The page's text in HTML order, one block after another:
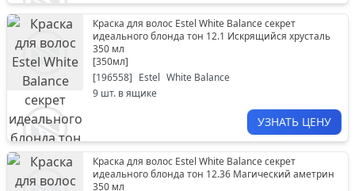
Краска для волос Estel White Balance секрет
идеального блонда тон 12.1 Искрящийся хрусталь
350 мл
[350мл]
[196558] Estel White Balance
9 шт. в ящике
УЗНАТЬ ЦЕНУ
Краска для волос Estel White Balance секрет
идеального блонда тон 12.36 Магический аметрин
350 мл